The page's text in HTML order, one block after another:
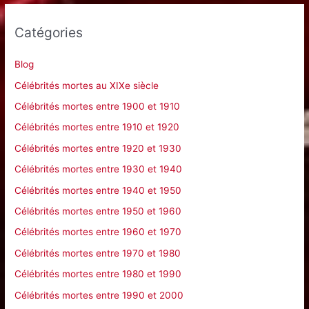
r
:
Catégories
Blog
Célébrités mortes au XIXe siècle
Célébrités mortes entre 1900 et 1910
Célébrités mortes entre 1910 et 1920
Célébrités mortes entre 1920 et 1930
Célébrités mortes entre 1930 et 1940
Célébrités mortes entre 1940 et 1950
Célébrités mortes entre 1950 et 1960
Célébrités mortes entre 1960 et 1970
Célébrités mortes entre 1970 et 1980
Célébrités mortes entre 1980 et 1990
Célébrités mortes entre 1990 et 2000